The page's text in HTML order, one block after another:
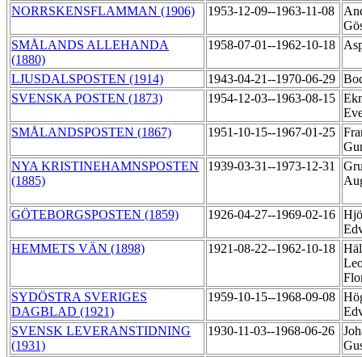
NORRSKENSFLAMMAN (1906)
1953-12-09--1963-11-08
SMÅLANDS ALLEHANDA
(1880)
1958-07-01--1962-10-18
LJUSDALSPOSTEN (1914) 1943-04-21--1970-06-29
SVENSKA POSTEN (1873)
1954-12-03--1963-08-15
SMÅLANDSPOSTEN (1867)
1951-10-15--1967-01-25
NYA KRISTINEHAMNSPOSTEN
(1885)
1939-03-31--1973-12-31
GÖTEBORGSPOSTEN (1859) 1926-04-27--1969-02-16
HEMMETS VÄN (1898)
1921-08-22--1962-10-18
SYDÖSTRA SVERIGES
DAGBLAD (1921)
1959-10-15--1968-09-08
SVENSK LEVERANSTIDNING
(1931)
1930-11-03--1968-06-26